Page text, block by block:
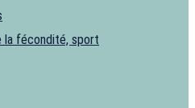
la fécondité, sport